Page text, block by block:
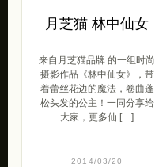
月芝猫 林中仙女
来自月芝猫品牌 的一组时尚
摄影作品《林中仙女》，带
着蕾丝花边的魔法，卷曲蓬
松头发的公主！一同分享给
大家，更多仙 […]
2014/03/20